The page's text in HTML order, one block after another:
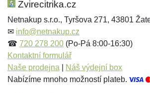
Jméno: *
E-mail:*
Zvirecitrika.cz
Netnakup s.r.o., Tyršova 271, 43801
✉ info@netnakup.cz
☎ 720 278 200 (Po-Pá 8:00-16:30)
Kontaktní formulář
Naše prodejna
Náš výdejní box
Nabízíme mnoho možností plateb.